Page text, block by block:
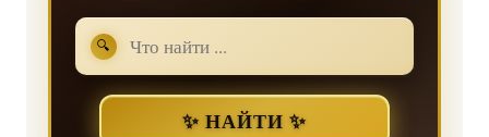
🔍
✨ НАЙТИ ✨